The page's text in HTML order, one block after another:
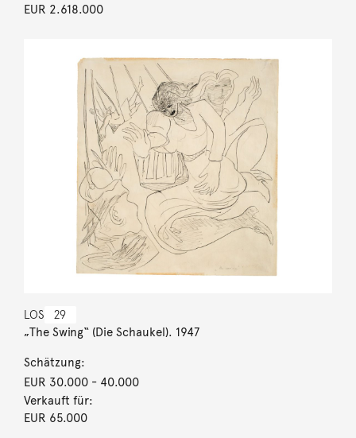
EUR 2.618.000
LOS 29
„The Swing“ (Die Schaukel). 1947
Schätzung:
EUR 30.000- 40.000
Verkauft für:
EUR 65.000